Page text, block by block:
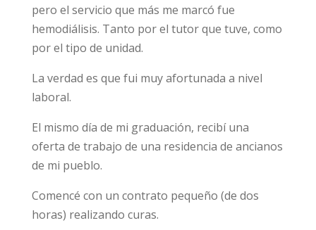
pero el servicio que más me marcó fue
hemodiálisis. Tanto por el tutor que tuve, como
por el tipo de unidad.
La verdad es que fui muy afortunada a nivel
laboral.
El mismo día de mi graduación, recibí una
oferta de trabajo de una residencia de ancianos
de mi pueblo.
Comencé con un contrato pequeño (de dos
horas) realizando curas.